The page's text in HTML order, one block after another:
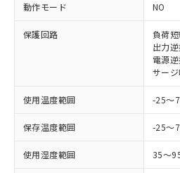
動作モード NO
保護回路
負荷
出力
電源
サー
使用温度範囲 -25～
保存温度範囲 -25～
使用湿度範囲 35～
ご利用条件
ご利用ください。
対応済み：EU RoHS指
非含有に対応した製品が
有に対応した製品に切り
商品です。
対応予定なし：EU RoHS
非含有に非対応の商品で